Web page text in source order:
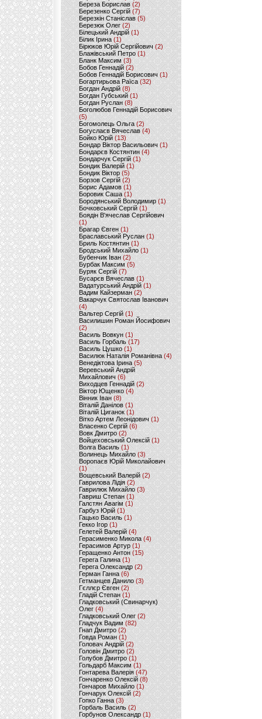
Береза Борислав(2)
Березенко Сергій (7)
Березкін Станіслав (5)
Березюк Олег(2)
Білецький Андрій (1)
Білик Ірина (1)
Бірюков Юрій Сергійович (2)
Блажівський Петро (1)
Бланк Максим(3)
Бобов Геннадій (2)
Бобов Геннадій Борисович (1)
Богартирьова Раїса (32)
Богдан Андрій(8)
Богдан Губський (1)
Богдан Руслан(8)
Боголюбов Геннадій Борисович
(5)
Богомолець Ольга (2)
Богуслаєв Вячеслав (4)
Бойко Юрій (13)
Бондар Віктор Васильович (1)
Бондарєв Костянтин (4)
Бондарчук Сергій(1)
Бондик Валерій (1)
Бондик Віктор(5)
Борзов Сергiй (2)
Борис Адамов(1)
Боровик Саша (1)
Бородянський Володимир (1)
Бочковський Сергій (1)
Боядін В'ячеслав Сергійович
(1)
Брагар Євген (1)
Браславський Руслан (1)
Бриль Костянтин (1)
Бродський Михайло (1)
Бубенчик Іван(2)
Бурбак Максим (5)
Буряк Сергій (7)
Бусарєв Вячеслав (1)
Вадатурський Андрій (1)
Вадим Кайзерман (2)
Вакарчук Святослав Іванович
(4)
Вальтер Сергій (1)
Василишин Роман Йосифович
(2)
Василь Вовкун (1)
Василь Горбаль (17)
Василь Цушко (1)
Василюк Наталія Романівна (4)
Венедіктова Ірина(5)
Веревський Андрій
Михайлович (6)
Виходцев Геннадій (2)
Віктор Ющенко (4)
Вінник Іван (8)
Віталій Данілов (1)
Віталій Циганок (1)
Вітко Артем Леонідович(1)
Власенко Сергій (6)
Вовк Дмитро(2)
Войцеховський Олексій(1)
Волга Василь (1)
Волинець Михайло (3)
Воропаєв Юрій Миколайович
(1)
Вощевський Валерій(2)
Гаврилова Лідія (2)
Гаврилюк Михайло (3)
Гавриш Степан (1)
Галстян Авагім (1)
Гарбуз Юрій (1)
Гацько Василь (1)
Гекко Ігор(1)
Гелетей Валерій (4)
Герасименко Микола (4)
Герасимов Артур (1)
Геращенко Антон(15)
Герега Галина (1)
Герега Олександр (2)
Герман Ганна (6)
Гетманцев Данило (3)
Гєллєр Євген (2)
Гладій Степан(1)
Гладковський (Свинарчук)
Олег (4)
Гладковський Олег (2)
Гладчук Вадим (82)
Гнап Дмитро (2)
Говда Роман(1)
Головач Андрій (2)
Головін Дмитро (2)
Голубов Дмитро (1)
Гольдарб Максим(1)
Гонтарева Валерія (47)
Гончаренко Олексій(8)
Гончаров Михайло (1)
Гончарук Олексій (2)
Гопко Ганна (3)
Горбаль Василь (2)
Горбунов Олександр (1)